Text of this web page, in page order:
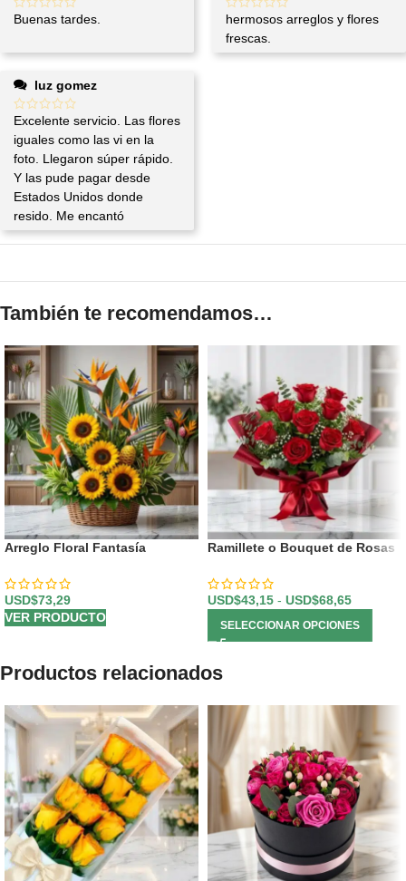
Buenas tardes.
hermosos arreglos y flores
frescas.
luz gomez
Excelente servicio. Las flores
iguales como las vi en la
foto. Llegaron súper rápido.
Y las pude pagar desde
Estados Unidos donde
resido. Me encantó
También te recomendamos…
Arreglo Floral Fantasía
USD$73,29
VER PRODUCTO
Ramillete o Bouquet de Rosas
USD$43,15 - USD$68,65
SELECCIONAR OPCIONES
Productos relacionados